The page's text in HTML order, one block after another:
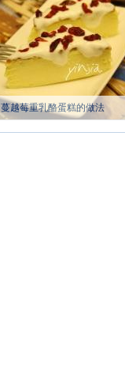
蔓越莓重乳酪蛋糕的做法